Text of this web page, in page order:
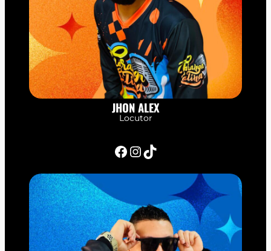
JHON ALEX
Locutor
Facebook InstagramTikTok